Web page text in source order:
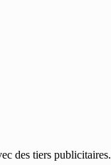
des tiers publicitaires.